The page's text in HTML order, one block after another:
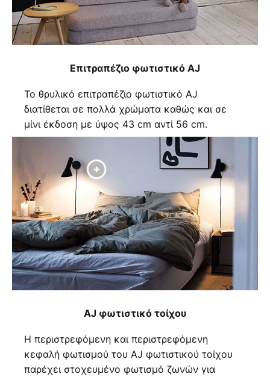
Επιτραπέζιο φωτιστικό AJ
Το θρυλικό επιτραπέζιο φωτιστικό AJ
διατίθεται σε πολλά χρώματα καθώς και σε
μίνι έκδοση με ύψος 43 cm αντί 56 cm.
AJ φωτιστικό τοίχου
Η περιστρεφόμενη και περιστρεφόμενη
κεφαλή φωτισμού του AJ φωτιστικού τοίχου
παρέχει στοχευμένο φωτισμό ζωνών για